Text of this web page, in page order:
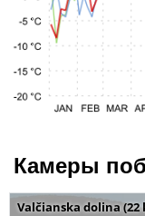
Камеры
Valčianska dolina (22